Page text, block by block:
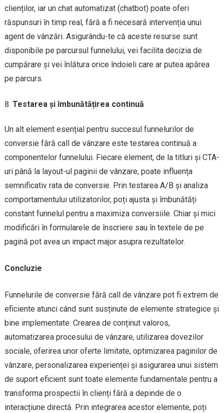
clienților, iar un chat automatizat (chatbot) poate oferi
răspunsuri în timp real, fără a fi necesară intervenția unui
agent de vânzări. Asigurându-te că aceste resurse sunt
disponibile pe parcursul funnelului, vei facilita decizia de
cumpărare și vei înlătura orice îndoieli care ar putea apărea
pe parcurs.
Testarea și îmbunătățirea continuă
Un alt element esențial pentru succesul funnelurilor de
conversie fără call de vânzare este testarea continuă a
componentelor funnelului. Fiecare element, de la titluri și CTA-
uri până la layout-ul paginii de vânzare, poate influența
semnificativ rata de conversie. Prin testarea A/B și analiza
comportamentului utilizatorilor, poți ajusta și îmbunătăți
constant funnelul pentru a maximiza conversiile. Chiar și mici
modificări în formularele de înscriere sau în textele de pe
pagină pot avea un impact major asupra rezultatelor.
Concluzie
Funnelurile de conversie fără call de vânzare pot fi extrem de
eficiente atunci când sunt susținute de elemente strategice și
bine implementate. Crearea de conținut valoros,
automatizarea procesului de vânzare, utilizarea dovezilor
sociale, oferirea unor oferte limitate, optimizarea paginilor de
vânzare, personalizarea experienței și asigurarea unui sistem
de suport eficient sunt toate elemente fundamentale pentru a
transforma prospectii în clienți fără a depinde de o
interacțiune directă. Prin integrarea acestor elemente, poți